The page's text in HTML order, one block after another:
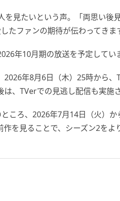
を見たいという声。「両思い後
たファンの期待が伝わってきま
年10月期の放送を予定してい
年8月6日（木）25時から、
、TVerでの見逃し配信も実施
ころ、2026年7月14日（火）
を見ることで、シーズン2をよ